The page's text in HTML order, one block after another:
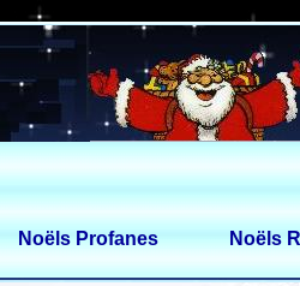
Noëls Profanes Noëls